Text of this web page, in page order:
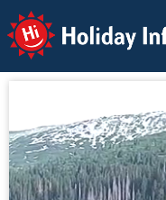
Holiday Info